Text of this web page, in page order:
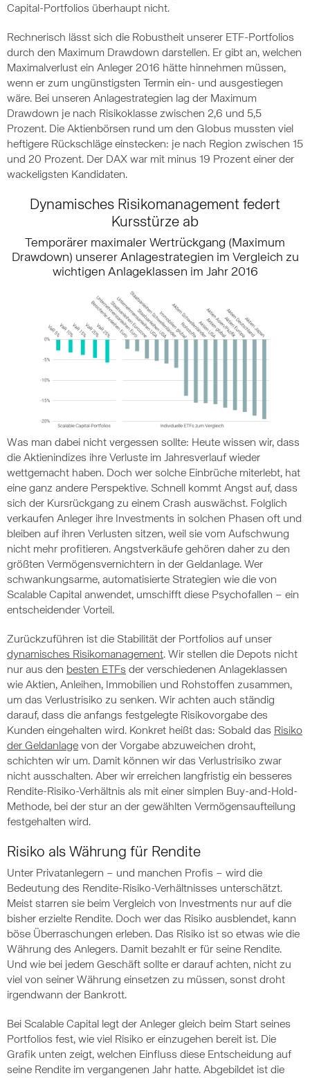
Capital-Portfolios überhaupt nicht.
Rechnerisch lässt sich die Robustheit unserer ETF-Portfolios
durch den Maximum Drawdown darstellen. Er gibt an, welchen
Maximalverlust ein Anleger 2016 hätte hinnehmen müssen,
wenn er zum ungünstigsten Termin ein- und ausgestiegen
wäre. Bei unseren Anlagestrategien lag der Maximum
Drawdown je nach Risikoklasse zwischen 2,6 und 5,5
Prozent. Die Aktienbörsen rund um den Globus mussten viel
heftigere Rückschläge einstecken: je nach Region zwischen 15
und 20 Prozent. Der DAX war mit minus 19 Prozent einer der
wackeligsten Kandidaten.
Dynamisches Risikomanagement federt
Kursstürze ab
Temporärer maximaler Wertrückgang (Maximum
Drawdown) unserer Anlagestrategien im Vergleich zu
wichtigen Anlageklassen im Jahr 2016
Was man dabei nicht vergessen sollte: Heute wissen wir, dass
die Aktienindizes ihre Verluste im Jahresverlauf wieder
wettgemacht haben. Doch wer solche Einbrüche miterlebt, hat
eine ganz andere Perspektive. Schnell kommt Angst auf, dass
sich der Kursrückgang zu einem Crash auswächst. Folglich
verkaufen Anleger ihre Investments in solchen Phasen oft und
bleiben auf ihren Verlusten sitzen, weil sie vom Aufschwung
nicht mehr profitieren. Angstverkäufe gehören daher zu den
größten Vermögensvernichtern in der Geldanlage. Wer
schwankungsarme, automatisierte Strategien wie die von
Scalable Capital anwendet, umschifft diese Psychofallen – ein
entscheidender Vorteil.
Zurückzuführen ist die Stabilität der Portfolios auf unser
dynamisches Risikomanagement. Wir stellen die Depots nicht
nur aus den besten ETFs der verschiedenen Anlageklassen
wie Aktien, Anleihen, Immobilien und Rohstoffen zusammen,
um das Verlustrisiko zu senken. Wir achten auch ständig
darauf, dass die anfangs festgelegte Risikovorgabe des
Kunden eingehalten wird. Konkret heißt das: Sobald das Risiko
der Geldanlage von der Vorgabe abzuweichen droht,
schichten wir um. Damit können wir das Verlustrisiko zwar
nicht ausschalten. Aber wir erreichen langfristig ein besseres
Rendite-Risiko-Verhältnis als mit einer simplen Buy-and-Hold-
Methode, bei der stur an der gewählten Vermögensaufteilung
festgehalten wird.
Risiko als Währung für Rendite
Unter Privatanlegern – und manchen Profis – wird die
Bedeutung des Rendite-Risiko-Verhältnisses unterschätzt.
Meist starren sie beim Vergleich von Investments nur auf die
bisher erzielte Rendite. Doch wer das Risiko ausblendet, kann
böse Überraschungen erleben. Das Risiko ist so etwas wie die
Währung des Anlegers. Damit bezahlt er für seine Rendite.
Und wie bei jedem Geschäft sollte er darauf achten, nicht zu
viel von seiner Währung einsetzen zu müssen, sonst droht
irgendwann der Bankrott.
Bei Scalable Capital legt der Anleger gleich beim Start seines
Portfolios fest, wie viel Risiko er einzugehen bereit ist. Die
Grafik unten zeigt, welchen Einfluss diese Entscheidung auf
seine Rendite im vergangenen Jahr hatte. Abgebildet ist die